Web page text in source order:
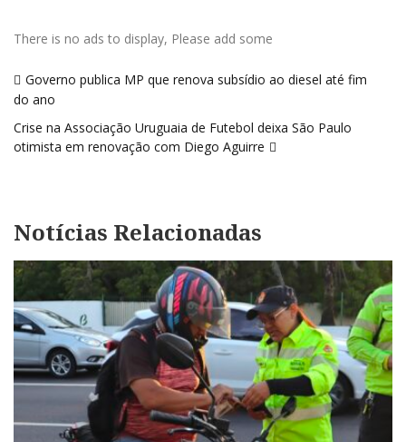
There is no ads to display, Please add some
de
Post
Governo publica MP que renova subsídio ao diesel até fim
do ano
Crise na Associação Uruguaia de Futebol deixa São Paulo
otimista em renovação com Diego Aguirre
Notícias Relacionadas